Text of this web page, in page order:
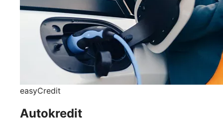
easyCredit
Autokredit